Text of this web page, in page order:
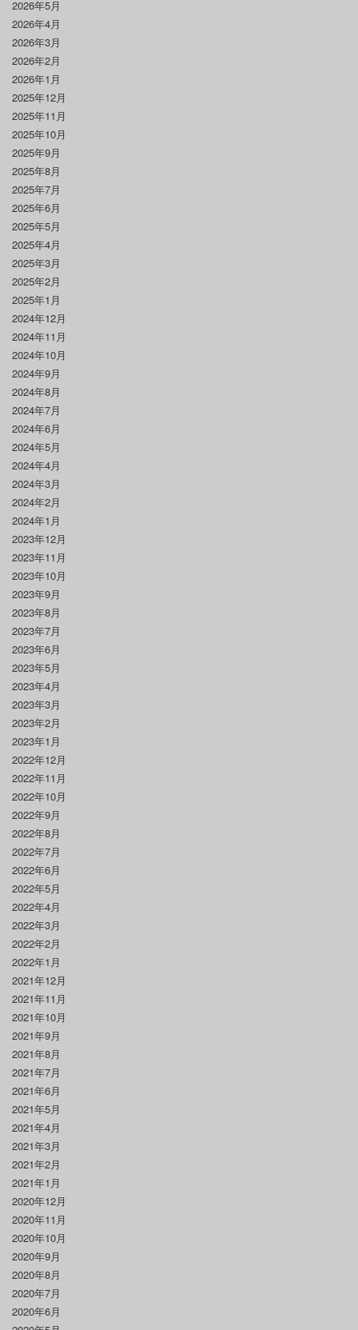
2026年5月
2026年4月
2026年3月
2026年2月
2026年1月
2025年12月
2025年11月
2025年10月
2025年9月
2025年8月
2025年7月
2025年6月
2025年5月
2025年4月
2025年3月
2025年2月
2025年1月
2024年12月
2024年11月
2024年10月
2024年9月
2024年8月
2024年7月
2024年6月
2024年5月
2024年4月
2024年3月
2024年2月
2024年1月
2023年12月
2023年11月
2023年10月
2023年9月
2023年8月
2023年7月
2023年6月
2023年5月
2023年4月
2023年3月
2023年2月
2023年1月
2022年12月
2022年11月
2022年10月
2022年9月
2022年8月
2022年7月
2022年6月
2022年5月
2022年4月
2022年3月
2022年2月
2022年1月
2021年12月
2021年11月
2021年10月
2021年9月
2021年8月
2021年7月
2021年6月
2021年5月
2021年4月
2021年3月
2021年2月
2021年1月
2020年12月
2020年11月
2020年10月
2020年9月
2020年8月
2020年7月
2020年6月